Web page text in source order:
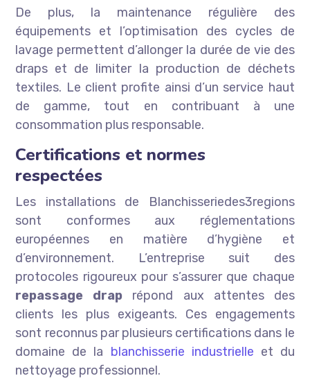
De plus, la maintenance régulière des
équipements et l’optimisation des cycles de
lavage permettent d’allonger la durée de vie des
draps et de limiter la production de déchets
textiles. Le client profite ainsi d’un service haut
de gamme, tout en contribuant à une
consommation plus responsable.
Certifications et normes
respectées
Les installations de Blanchisseriedes3regions
sont conformes aux réglementations
européennes en matière d’hygiène et
d’environnement. L’entreprise suit des
protocoles rigoureux pour s’assurer que chaque
repassage drap répond aux attentes des
clients les plus exigeants. Ces engagements
sont reconnus par plusieurs certifications dans le
domaine de la blanchisserie industrielle et du
nettoyage professionnel.